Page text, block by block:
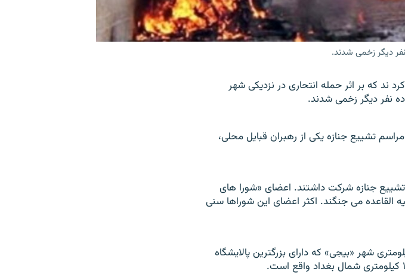
دوشنبه، ۲۱ ژانويه، اعلام کرد ند که بر اثر حمله انتحاری در نزديکی شهر
تشييع جنازه يکی از رهبران قبایل محلی،
جنازه شرکت داشتند. اعضای «شورا های
القاعده می جنگند. اکثر اعضای اين شوراها سنی
شهر «بيجی» که دارای بزرگترين پالايشگاه